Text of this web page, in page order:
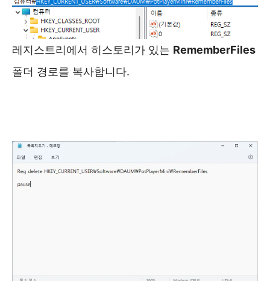
레지스트리에서 히스토리가 있는 RememberFiles
폴더 경로를 복사합니다.